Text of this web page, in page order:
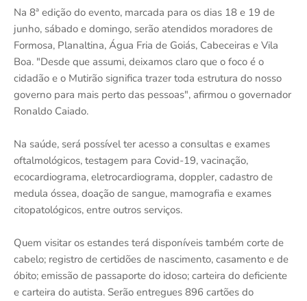
Na 8ª edição do evento, marcada para os dias 18 e 19 de
junho, sábado e domingo, serão atendidos moradores de
Formosa, Planaltina, Água Fria de Goiás, Cabeceiras e Vila
Boa. "Desde que assumi, deixamos claro que o foco é o
cidadão e o Mutirão significa trazer toda estrutura do nosso
governo para mais perto das pessoas", afirmou o governador
Ronaldo Caiado.
Na saúde, será possível ter acesso a consultas e exames
oftalmológicos, testagem para Covid-19, vacinação,
ecocardiograma, eletrocardiograma, doppler, cadastro de
medula óssea, doação de sangue, mamografia e exames
citopatológicos, entre outros serviços.
Quem visitar os estandes terá disponíveis também corte de
cabelo; registro de certidões de nascimento, casamento e de
óbito; emissão de passaporte do idoso; carteira do deficiente
e carteira do autista. Serão entregues 896 cartões do